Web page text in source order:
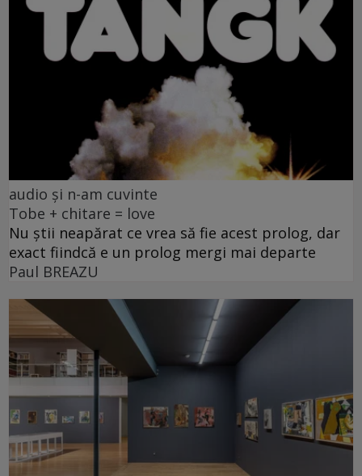
audio și n-am cuvinte
Tobe + chitare = love
Nu știi neapărat ce vrea să fie acest prolog, dar
exact fiindcă e un prolog mergi mai departe
Paul BREAZU